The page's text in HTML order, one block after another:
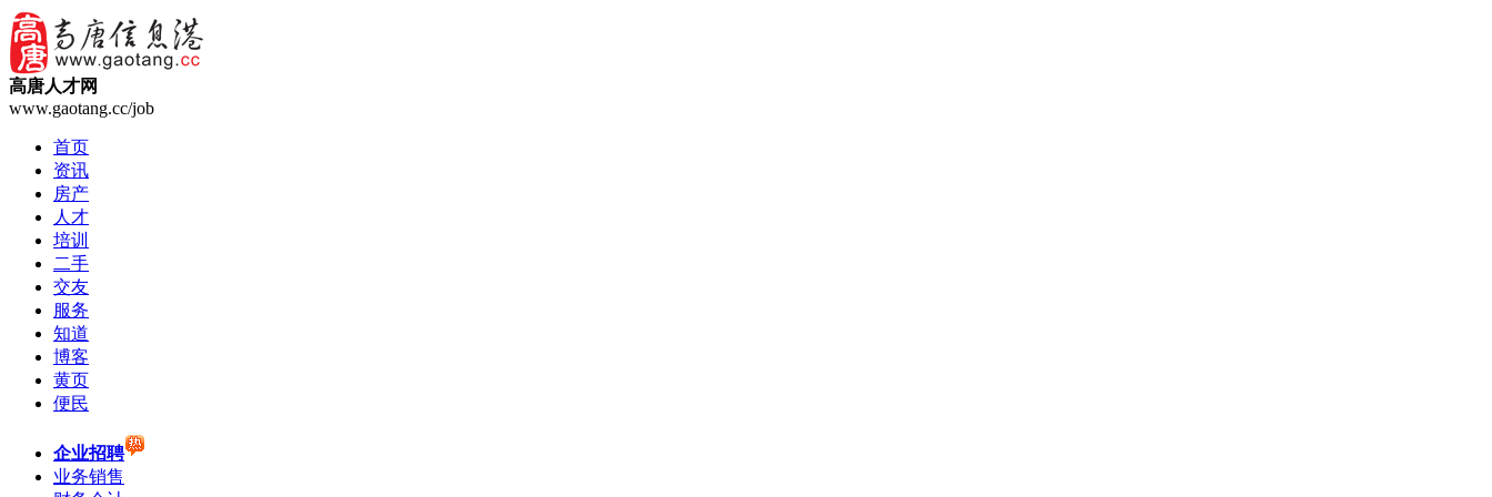
高唐人才网
www.gaotang.cc/job
首页
资讯
房产
人才
培训
二手
交友
服务
知道
博客
黄页
便民
企业招聘
业务销售